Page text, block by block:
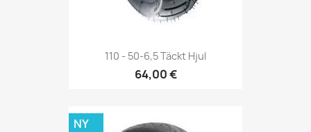
110 - 50-6,5 Täckt Hjul
64,00 €
NY